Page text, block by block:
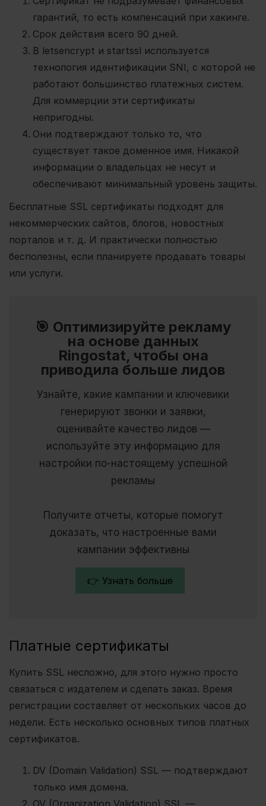
гарантий, то есть компенсаций при хакинге.
Срок действия всего 90 дней.
В letsencrypt и startssl используется
технология идентификации SNI, с которой не
работают большинство платежных систем.
Для коммерции эти сертификаты
непригодны.
Они подтверждают только то, что
существует такое доменное имя. Никакой
информации о владельцах не несут и
обеспечивают минимальный уровень защиты.
Бесплатные SSL сертификаты подходят для
некоммерческих сайтов, блогов, новостных
порталов и т. д. И практически полностью
бесполезны, если планируете продавать товары
или услуги.
🎯 Оптимизируйте рекламу
на основе данных
Ringostat, чтобы она
приводила больше лидов
Узнайте, какие кампании и ключевики
генерируют звонки и заявки,
оценивайте качество лидов —
используйте эту информацию для
настройки по-настоящему успешной
рекламы
Получите отчеты, которые помогут
доказать, что настроенные вами
кампании эффективны
👉 Узнать больше
Платные сертификаты
Купить SSL несложно, для этого нужно просто
связаться с издателем и сделать заказ. Время
регистрации составляет от нескольких часов до
недели. Есть несколько основных типов платных
сертификатов.
DV (Domain Validation) SSL — подтверждают
только имя домена.